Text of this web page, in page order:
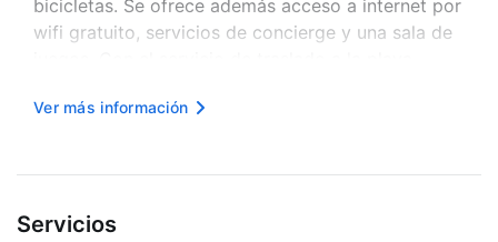
bicicletas. Se ofrece además acceso a internet por
wifi gratuito, servicios de concierge y una sala de
cerrar de ojos. Cuando tengas el antojo de
Ver más información
Servicios